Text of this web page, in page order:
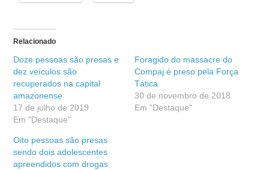
Relacionado
Doze pessoas são presas e
dez veículos são
recuperados na capital
amazonense
17 de julho de 2019
Em "Destaque"
Foragido do massacre do
Compaj é preso pela Força
Tática
30 de novembro de 2018
Em "Destaque"
Oito pessoas são presas
sendo dois adolescentes
apreendidos com drogas